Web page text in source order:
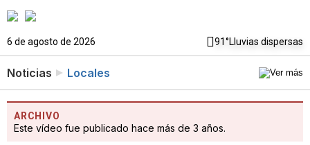
6 de agosto de 2026 91°Lluvias dispersas
Noticias Locales
ARCHIVO
Este vídeo fue publicado hace más de 3 años.